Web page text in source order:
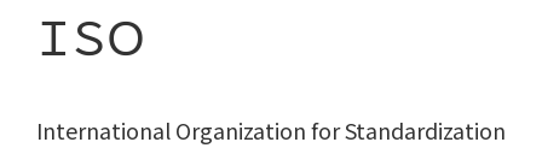
ＩＳＯ
International Organization for Standardization